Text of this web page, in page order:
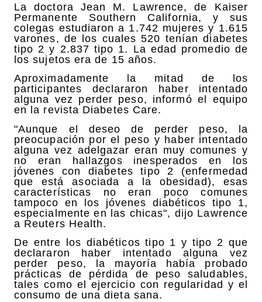
La doctora Jean M. Lawrence, de Kaiser
Permanente Southern California, y sus
colegas estudiaron a 1.742 mujeres y 1.615
varones, de los cuales 520 tenían diabetes
tipo 2 y 2.837 tipo 1. La edad promedio de
los sujetos era de 15 años.
Aproximadamente la mitad de los
participantes declararon haber intentado
alguna vez perder peso, informó el equipo
en la revista Diabetes Care.
"Aunque el deseo de perder peso, la
preocupación por el peso y haber intentado
alguna vez adelgazar eran muy comunes y
no eran hallazgos inesperados en los
jóvenes con diabetes tipo 2 (enfermedad
que está asociada a la obesidad), esas
características no eran poco comunes
tampoco en los jóvenes diabéticos tipo 1,
especialmente en las chicas", dijo Lawrence
a Reuters Health.
De entre los diabéticos tipo 1 y tipo 2 que
declararon haber intentado alguna vez
perder peso, la mayoría había probado
prácticas de pérdida de peso saludables,
tales como el ejercicio con regularidad y el
consumo de una dieta sana.